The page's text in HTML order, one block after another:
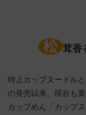
松 茸香
特上カップヌードル
の発売以来、現在も
カップめん「カップ